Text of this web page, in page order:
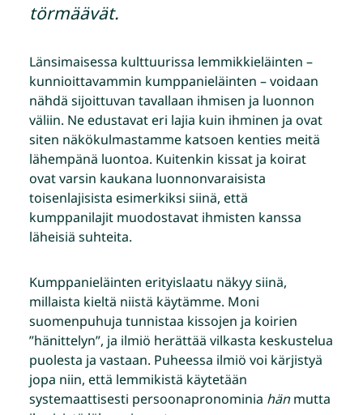
törmäävät.
Länsimaisessa kulttuurissa lemmikkieläinten –
kunnioittavammin kumppanieläinten – voidaan
nähdä sijoittuvan tavallaan ihmisen ja luonnon
väliin. Ne edustavat eri lajia kuin ihminen ja ovat
siten näkökulmastamme katsoen kenties meitä
lähempänä luontoa. Kuitenkin kissat ja koirat
ovat varsin kaukana luonnonvaraisista
toisenlajisista esimerkiksi siinä, että
kumppanilajit muodostavat ihmisten kanssa
läheisiä suhteita.
Kumppanieläinten erityislaatu näkyy siinä,
millaista kieltä niistä käytämme. Moni
suomenpuhuja tunnistaa kissojen ja koirien
”hänittelyn”, ja ilmiö herättää vilkasta keskustelua
puolesta ja vastaan. Puheessa ilmiö voi kärjistyä
jopa niin, että lemmikistä käytetään
systemaattisesti persoonapronominia hänmutta